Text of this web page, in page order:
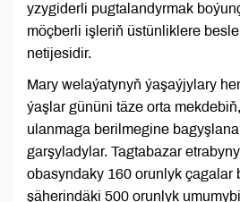
yzygiderli pugtalandyrmak
möçberli işleriň üstünliklere
netijesidir.
Mary welaýatynyň ýaşaýjylary
ýaşlar gününi täze orta
ulanmaga berilmegine
garşyladylar. Tagtabazar
obasyndaky 160 orunlyk çagalar
şäherindäki 500 orunlyk